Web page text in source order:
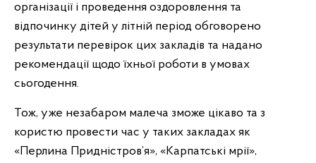
організації і проведення оздоровлення та
відпочинку дітей у літній період обговорено
результати перевірок цих закладів та надано
рекомендації щодо їхньої роботи в умовах
сьогодення.
Тож, уже незабаром малеча зможе цікаво та з
користю провести час у таких закладах як
«Перлина Придністров’я», «Карпатські мрії»,